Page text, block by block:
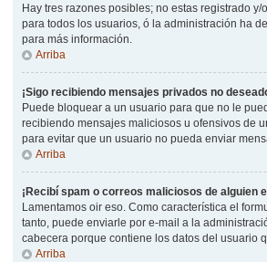
Hay tres razones posibles; no estas registrado
para todos los usuarios, ó la administración ha
para más información.
Arriba
¡Sigo recibiendo mensajes privados no
Puede bloquear a un usuario para que no le
recibiendo mensajes maliciosos u ofensivos de
para evitar que un usuario no pueda enviar
Arriba
¡Recibí spam o correos maliciosos de alguien
Lamentamos oir eso. Como característica el
tanto, puede enviarle por e-mail a la
cabecera porque contiene los datos del usuario
Arriba